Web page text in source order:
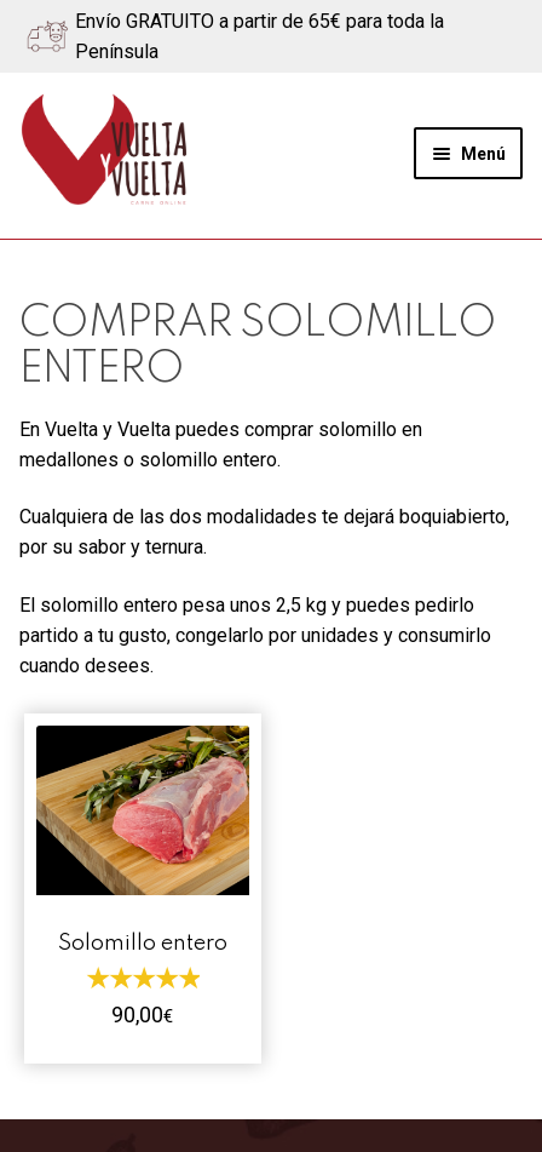
Envío GRATUITO a partir de 65€ para toda la
Península
Ir
a
navegación
Ir
al
contenido
Menú
Quiénes somos
hijo
Ternera
Cerdo
Quesos
Contacto
Mi cuenta
COMPRAR SOLOMILLO
ENTERO
En Vuelta y Vuelta puedes comprar solomillo en
medallones o solomillo entero.
Cualquiera de las dos modalidades te dejará boquiabierto,
por su sabor y ternura.
El solomillo entero pesa unos 2,5 kg y puedes pedirlo
partido a tu gusto, congelarlo por unidades y consumirlo
cuando desees.
Solomillo entero
90,00€